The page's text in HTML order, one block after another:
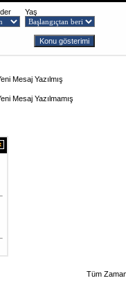
Yaş
Mesaj Yazılmış
Mesaj Yazılmamış
Tüm